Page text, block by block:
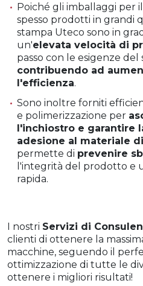
Poiché gli imballaggi per
spesso prodotti in grandi
stampa Uteco sono in
un'elevata velocità di
passo con le esigenze
contribuendo ad
l'efficienza.
Sono inoltre forniti
e polimerizzazione per
l'inchiostro e garantire
adesione al materiale
permette di prevenire
l'integrità del prodotto e
rapida.
I nostri Servizi di
clienti di ottenere la
macchine, seguendo il
ottimizzazione di tutte le
ottenere i migliori risultati!